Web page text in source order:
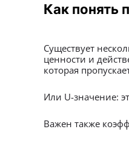
Как понять
Существует
ценности и
которая
Или U-значение:
Важен также